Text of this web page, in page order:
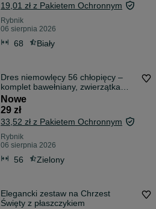
19,01 zł z Pakietem Ochronnym
Rybnik
06 sierpnia 2026
68 Biały
Dres niemowlęcy 56 chłopięcy –
komplet bawełniany, zwierzątka
NOWY
Nowe
29 zł
33,52 zł z Pakietem Ochronnym
Rybnik
06 sierpnia 2026
56 Zielony
Elegancki zestaw na Chrzest
Święty z płaszczykiem